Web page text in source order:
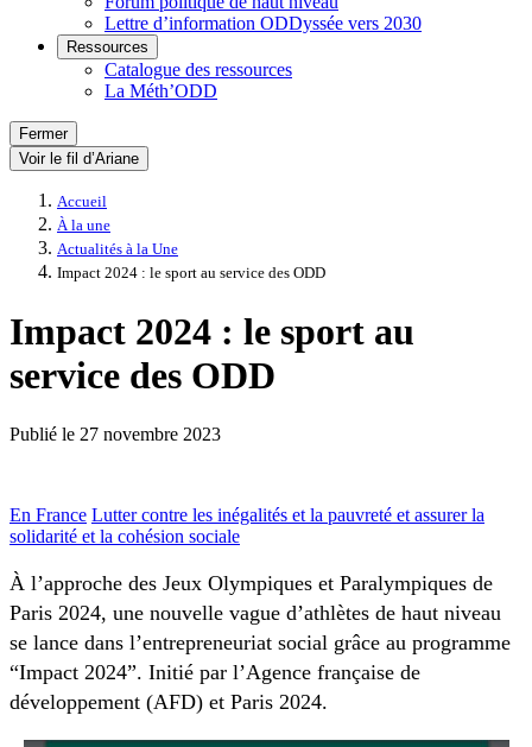
Lettre d’information ODDyssée vers 2030
Ressources
Catalogue des ressources
La Méth’ODD
Fermer
Voir le fil d’Ariane
Accueil
À la une
Actualités à la Une
Impact 2024 : le sport au service des ODD
Impact 2024 : le sport au
service des ODD
Publié le 27 novembre 2023
En France Lutter contre les inégalités et la pauvreté et assurer la
solidarité et la cohésion sociale
À l’approche des Jeux Olympiques et Paralympiques de
Paris 2024, une nouvelle vague d’athlètes de haut niveau
se lance dans l’entrepreneuriat social grâce au programme
“Impact 2024”. Initié par l’Agence française de
développement (AFD) et Paris 2024.